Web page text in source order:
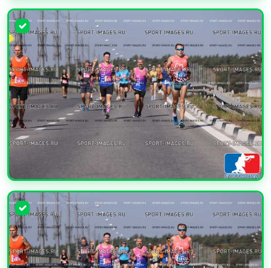
УВЕЛИЧИТЬ
УВЕЛИЧИТЬ